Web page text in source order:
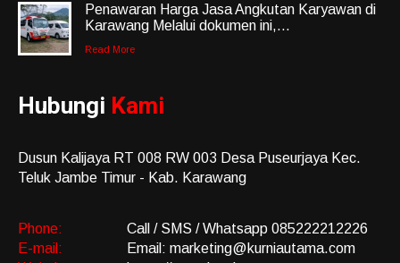
Penawaran Harga Jasa Angkutan Karyawan di
Karawang Melalui dokumen ini,...
Read More
Hubungi Kami
Dusun Kalijaya RT 008 RW 003 Desa Puseurjaya Kec.
Teluk Jambe Timur - Kab. Karawang
Phone:
Call / SMS / Whatsapp 085222212226
E-mail:
Email: marketing@kurniautama.com